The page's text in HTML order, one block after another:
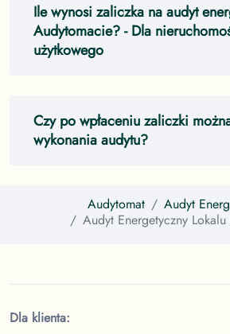
Ile wynosi zaliczka na audyt
Audytomacie?- Dla
użytkowego
Czy po wpłaceniu zaliczki
wykonania audytu?
Audytomat
Audyt
Audyt Energetyczny
Dla klienta: